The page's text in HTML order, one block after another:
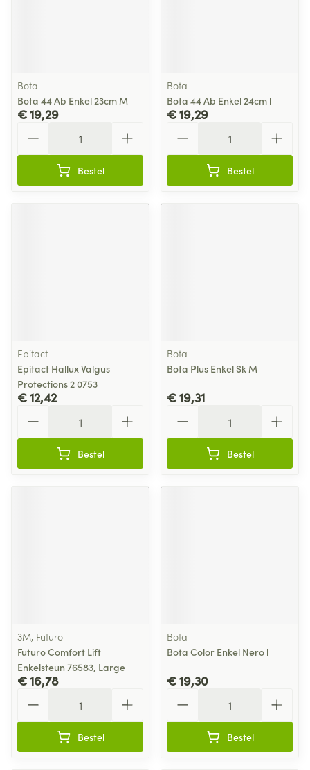
Bota
Bota 44 Ab Enkel 23cm M
€ 19,29
Bestel
Bota
Bota 44 Ab Enkel 24cm l
€ 19,29
Bestel
Epitact
Epitact Hallux Valgus
Protections 2 0753
€ 12,42
Bestel
Bota
Bota Plus Enkel Sk M
€ 19,31
Bestel
3M, Futuro
Futuro Comfort Lift
Enkelsteun 76583, Large
€ 16,78
Bestel
Bota
Bota Color Enkel Nero l
€ 19,30
Bestel